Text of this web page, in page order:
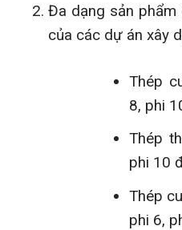
Đa dạng sản
của các dự án xây
Thép
8, phi
Thép
phi 10
Thép
phi 6,